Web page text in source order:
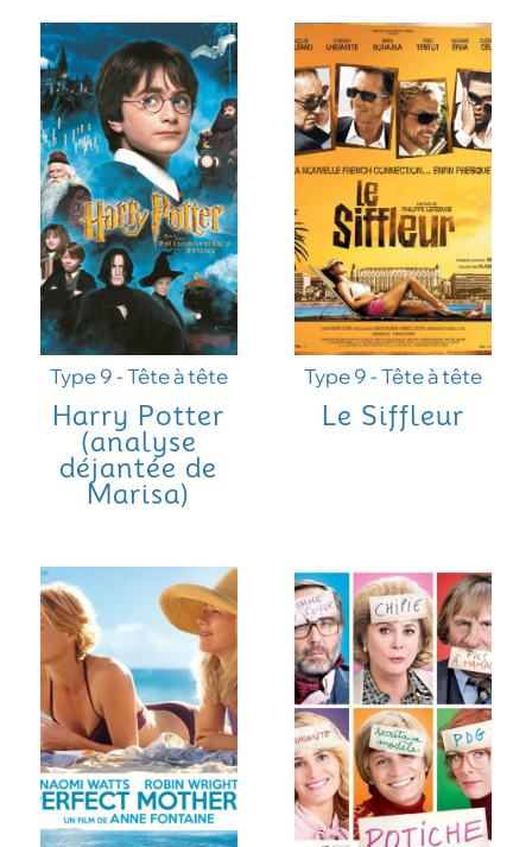
Type 9 - Tête à tête
Harry Potter
(analyse
déjantée de
Marisa)
Type 9 - Tête à tête
Le Siffleur